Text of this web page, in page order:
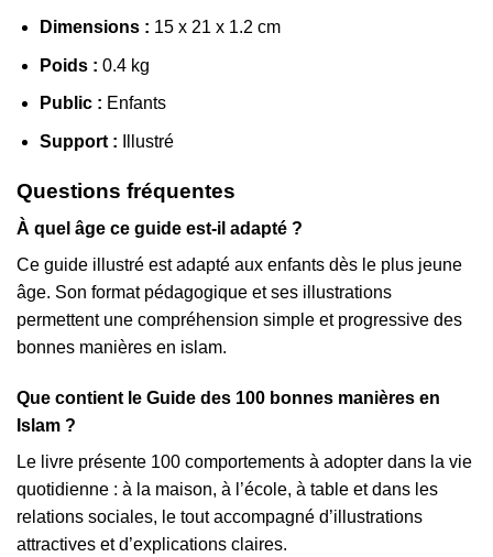
Dimensions : 15 x 21 x 1.2 cm
Poids : 0.4 kg
Public : Enfants
Support : Illustré
Questions fréquentes
À quel âge ce guide est-il adapté ?
Ce guide illustré est adapté aux enfants dès le plus jeune
âge. Son format pédagogique et ses illustrations
permettent une compréhension simple et progressive des
bonnes manières en islam.
Que contient le Guide des 100 bonnes manières en
Islam ?
Le livre présente 100 comportements à adopter dans la vie
quotidienne : à la maison, à l’école, à table et dans les
relations sociales, le tout accompagné d’illustrations
attractives et d’explications claires.